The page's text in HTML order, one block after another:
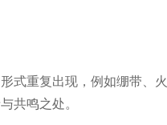
式重复出现，例如绷带、火
共鸣之处。